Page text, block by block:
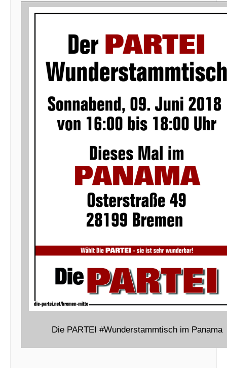
Die PARTEI #Wunderstammtisch im Panama